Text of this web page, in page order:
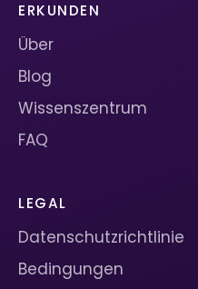
ERKUNDEN
Über
Blog
Wissenszentrum
FAQ
LEGAL
Datenschutzrichtlinie
Bedingungen